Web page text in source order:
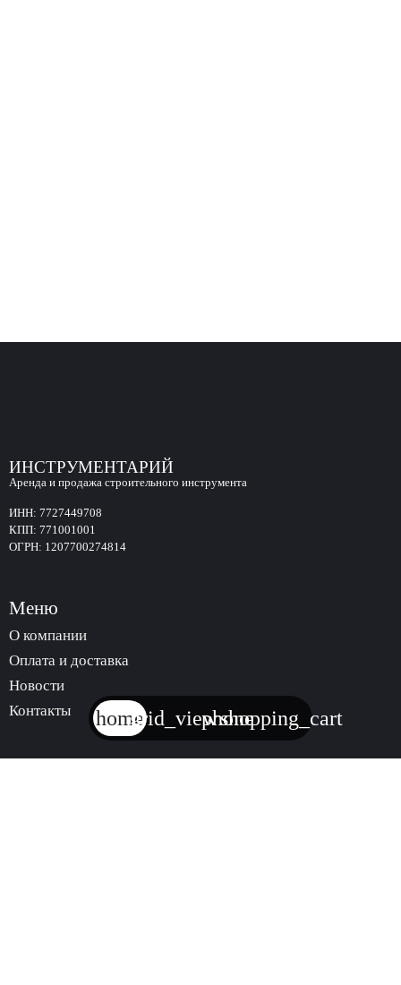
ИНСТРУМЕНТАРИЙ
Аренда и продажа строительного инструмента
ИНН: 7727449708
КПП: 771001001
ОГРН: 1207700274814
Меню
О компании
Оплата и доставка
Новости
Контакты
homegrid_viewphone
shopping_cart